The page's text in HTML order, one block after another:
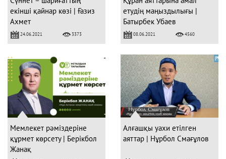
екінші қайнар көзі | Ғазиз
Ахмет
24.06.2021 3373
етудің маңыздылығы |
Батырбек Убаев
08.06.2021 4560
Мемлекет рәміздеріне
құрмет көрсету | Берікбол
Жанақ
Алғашқы уахи етілген
аяттар | Нұрбол Смағұлов